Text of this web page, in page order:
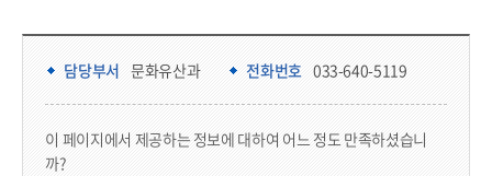
담당부서 정보 & 컨텐츠 만족도 조사 & 공공저작물 자유이용 허락 표시
담당부서 문화유산과 전화번호 033-640-5119
이 페이지에서 제공하는 정보에 대하여 어느 정도 만족하셨습니
까?